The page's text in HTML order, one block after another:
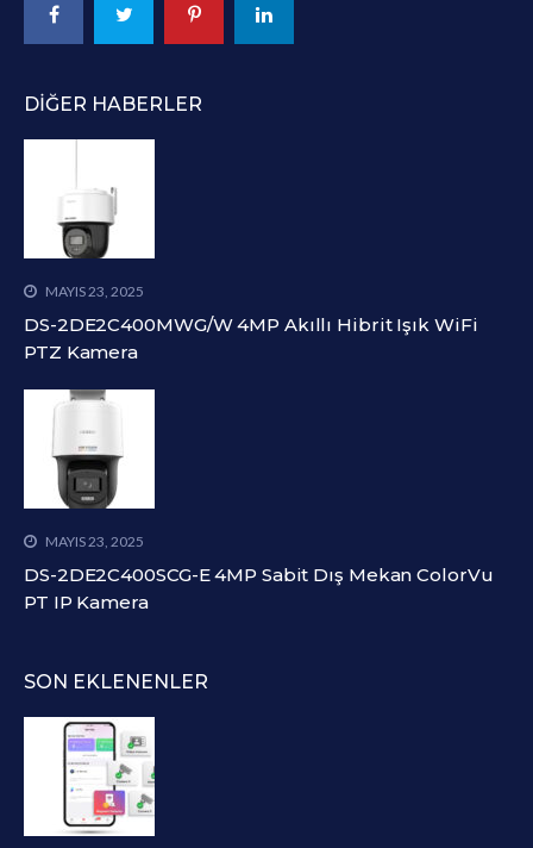
DIĞER HABERLER
MAYIS 23, 2025
DS-2DE2C400MWG/W 4MP Akıllı Hibrit Işık WiFi
PTZ Kamera
MAYIS 23, 2025
DS-2DE2C400SCG-E 4MP Sabit Dış Mekan ColorVu
PT IP Kamera
SON EKLENENLER